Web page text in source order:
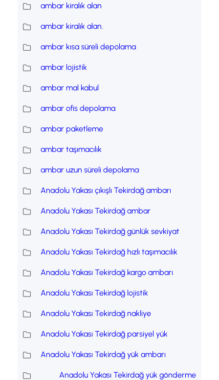
ambar kiralık alan
ambar kiralık alan.
ambar kısa süreli depolama
ambar lojistik
ambar mal kabul
ambar ofis depolama
ambar paketleme
ambar taşımacılık
ambar uzun süreli depolama
Anadolu Yakası çıkışlı Tekirdağ ambarı
Anadolu Yakası Tekirdağ ambar
Anadolu Yakası Tekirdağ günlük sevkiyat
Anadolu Yakası Tekirdağ hızlı taşımacılık
Anadolu Yakası Tekirdağ kargo ambarı
Anadolu Yakası Tekirdağ lojistik
Anadolu Yakası Tekirdağ nakliye
Anadolu Yakası Tekirdağ parsiyel yük
Anadolu Yakası Tekirdağ yük ambarı
Anadolu Yakası Tekirdağ yük gönderme